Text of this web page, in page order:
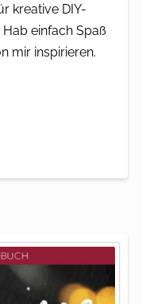
kreative DIY-
einfach Spaß
mir inspirieren.